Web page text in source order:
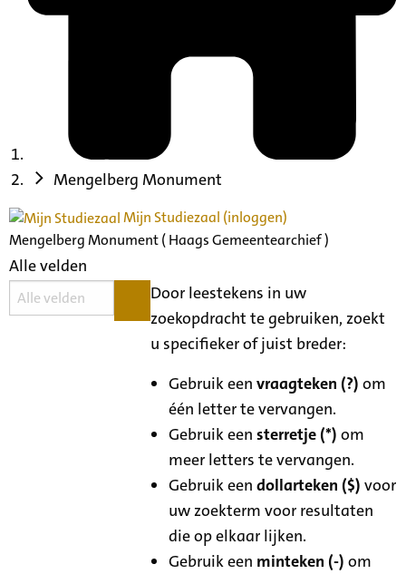
Mengelberg Monument
Mijn Studiezaal (inloggen)
Mengelberg Monument ( Haags Gemeentearchief )
Alle velden
Door leestekens in uw
zoekopdracht te gebruiken, zoekt
u specifieker of juist breder:
Gebruik eenvraagteken (?) om
één letter te vervangen.
Gebruik eensterretje (*) om
meer letters te vervangen.
Gebruik eendollarteken ($) voor
uw zoekterm voor resultaten
die op elkaar lijken.
Gebruik een minteken (-) om